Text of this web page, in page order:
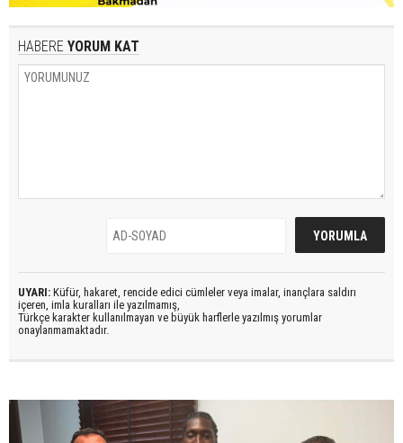
HABERE YORUM KAT
UYARI: Küfür, hakaret, rencide edici cümleler veya imalar, inançlara saldırı
içeren, imla kuralları ile yazılmamış,
Türkçe karakter kullanılmayan ve büyük harflerle yazılmış yorumlar
onaylanmamaktadır.